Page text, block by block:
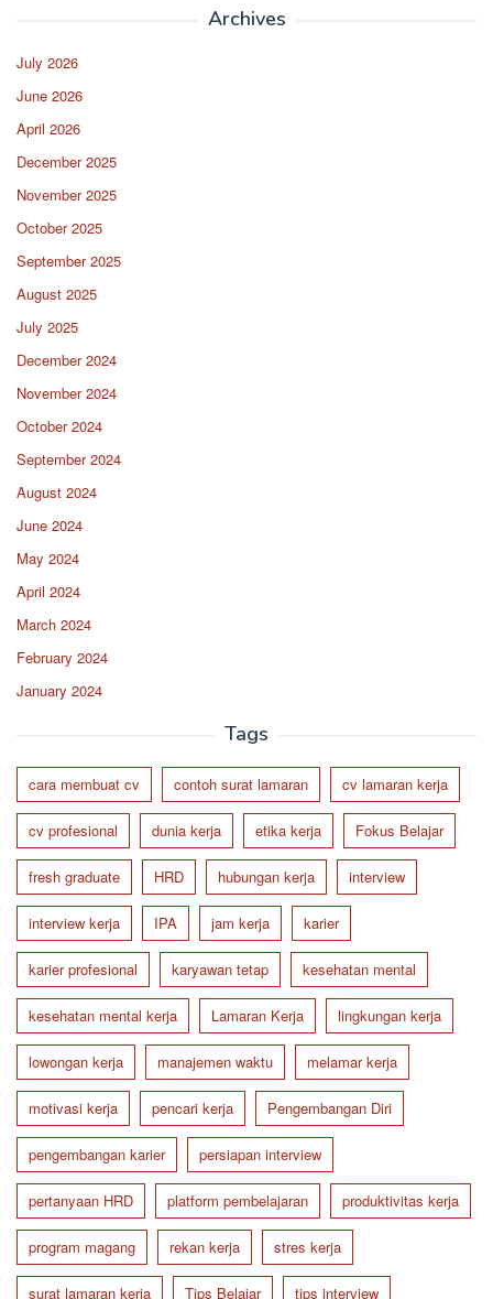
Archives
July 2026
June 2026
April 2026
December 2025
November 2025
October 2025
September 2025
August 2025
July 2025
December 2024
November 2024
October 2024
September 2024
August 2024
June 2024
May 2024
April 2024
March 2024
February 2024
January 2024
Tags
cara membuat cv contoh surat lamaran cv lamaran kerja
cv profesional dunia kerja etika kerja Fokus Belajar
fresh graduate HRD hubungan kerja interview
interview kerja IPA jam kerja karier
karier profesional karyawan tetap kesehatan mental
kesehatan mental kerja Lamaran Kerja lingkungan kerja
lowongan kerja manajemen waktu melamar kerja
motivasi kerja pencari kerja Pengembangan Diri
pengembangan karier persiapan interview
pertanyaan HRD platform pembelajaran produktivitas kerja
program magang rekan kerja stres kerja
surat lamaran kerja Tips Belajar tips interview